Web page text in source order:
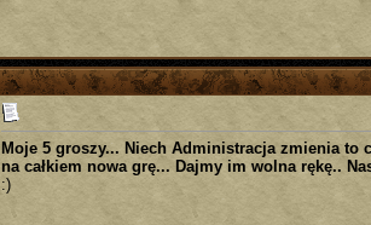
Moje 5 groszy... Niech Administracja zmienia to
na całkiem nowa grę... Dajmy im wolna rękę..
:)